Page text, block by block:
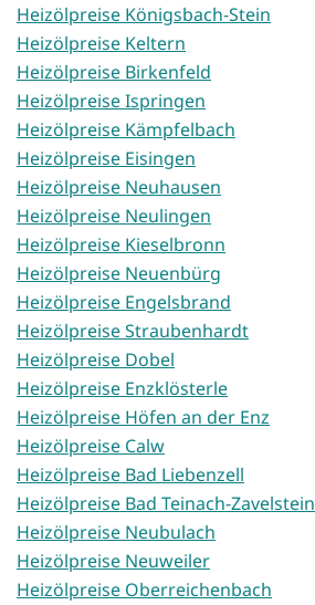
Heizölpreise Königsbach-Stein
Heizölpreise Keltern
Heizölpreise Birkenfeld
Heizölpreise Ispringen
Heizölpreise Kämpfelbach
Heizölpreise Eisingen
Heizölpreise Neuhausen
Heizölpreise Neulingen
Heizölpreise Kieselbronn
Heizölpreise Neuenbürg
Heizölpreise Engelsbrand
Heizölpreise Straubenhardt
Heizölpreise Dobel
Heizölpreise Enzklösterle
Heizölpreise Höfen an der Enz
Heizölpreise Calw
Heizölpreise Bad Liebenzell
Heizölpreise Bad Teinach-Zavelstein
Heizölpreise Neubulach
Heizölpreise Neuweiler
Heizölpreise Oberreichenbach